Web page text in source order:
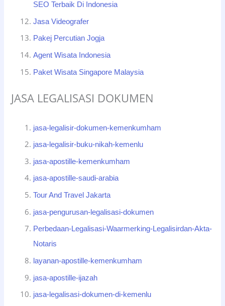
SEO Terbaik Di Indonesia
Jasa Videografer
Pakej Percutian Jogja
Agent Wisata Indonesia
Paket Wisata Singapore Malaysia
JASA LEGALISASI DOKUMEN
jasa-legalisir-dokumen-kemenkumham
jasa-legalisir-buku-nikah-kemenlu
jasa-apostille-kemenkumham
jasa-apostille-saudi-arabia
Tour And Travel Jakarta
jasa-pengurusan-legalisasi-dokumen
Perbedaan-Legalisasi-Waarmerking-Legalisirdan-Akta-
Notaris
layanan-apostille-kemenkumham
jasa-apostille-ijazah
jasa-legalisasi-dokumen-di-kemenlu